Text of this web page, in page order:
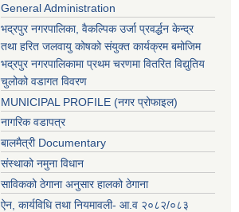
General Administration
भद्रपुर नगरपालिका, वैकल्पिक उर्जा प्रवर्द्धन केन्द्र
तथा हरित जलवायु कोषको संयुक्त कार्यक्रम बमोजिम
भद्रपुर नगरपालिकामा प्रथम चरणमा वितरित विद्युतिय
चुलोको वडागत विवरण
MUNICIPAL PROFILE (नगर प्रोफाइल)
नागरिक वडापत्र
बालमैत्री Documentary
संस्थाको नमुना विधान
साविकको ठेगाना अनुसार हालको ठेगाना
ऐन, कार्यविधि तथा नियमावली- आ.व २०८२/०८३